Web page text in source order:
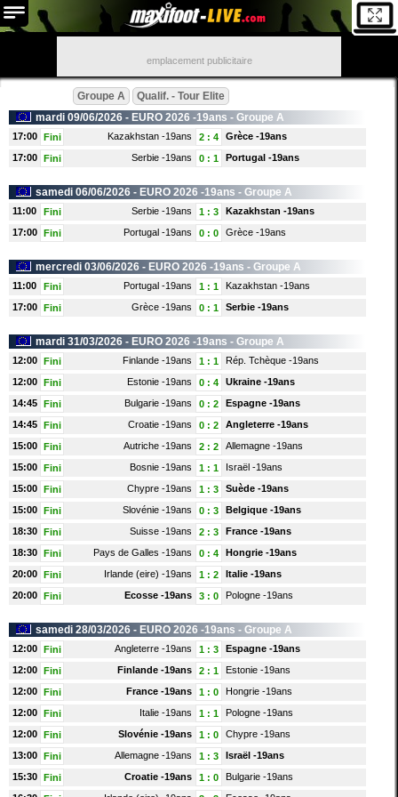
emplacement publicitaire
Groupe A
Qualif. - Tour Elite
mardi 09/06/2026 - EURO 2026 -19ans - Groupe A
17:00 Fini Kazakhstan -19ans 2 : 4
Grèce -19ans
17:00
Fini Serbie -19ans 0 : 1 Portugal -19ans
samedi 06/06/2026 - EURO 2026 -19ans - Groupe A
11:00 Fini Serbie -19ans 1 : 3
Kazakhstan -19ans
17:00
Fini Portugal -19ans 0 : 0 Grèce -19ans
mercredi 03/06/2026 - EURO 2026 -19ans - Groupe A
11:00 Fini Portugal -19ans 1 : 1
Kazakhstan -19ans
17:00
Fini Grèce -19ans 0 : 1 Serbie -19ans
mardi 31/03/2026 - EURO 2026 -19ans - Groupe A
12:00 Fini Finlande -19ans 1 : 1
Rép. Tchèque -19ans
12:00
Fini Estonie -19ans 0 : 4
Ukraine -19ans
14:45
Fini Bulgarie -19ans 0 : 2
Espagne -19ans
14:45
Fini Croatie -19ans 0 : 2
Angleterre -19ans
15:00
Fini Autriche -19ans 2 : 2
Allemagne -19ans
15:00
Fini Bosnie -19ans 1 : 1
Israël -19ans
15:00
Fini Chypre -19ans 1 : 3
Suède -19ans
15:00
Fini Slovénie -19ans 0 : 3
Belgique -19ans
18:30
Fini Suisse -19ans 2 : 3
France -19ans
18:30
Fini Pays de Galles -19ans 0 : 4
Hongrie -19ans
20:00
Fini Irlande (eire) -19ans 1 : 2
Italie -19ans
20:00
Fini Ecosse -19ans 3 : 0 Pologne -19ans
samedi 28/03/2026 - EURO 2026 -19ans - Groupe A
12:00 Fini Angleterre -19ans 1 : 3
Espagne -19ans
12:00
Fini Finlande -19ans 2 : 1
Estonie -19ans
12:00
Fini France -19ans 1 : 0
Hongrie -19ans
12:00
Fini Italie -19ans 1 : 1
Pologne -19ans
12:00
Fini Slovénie -19ans 1 : 0
Chypre -19ans
13:00
Fini Allemagne -19ans 1 : 3
Israël -19ans
15:30
Fini Croatie -19ans 1 : 0
Bulgarie -19ans